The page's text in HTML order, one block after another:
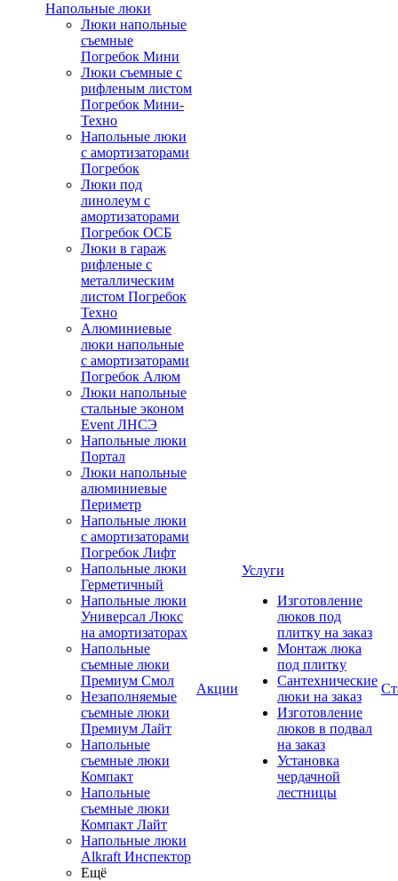
Напольные люки
Люки напольные
съемные
Погребок Мини
Люки съемные с
рифленым листом
Погребок Мини-
Техно
Напольные люки
с амортизаторами
Погребок
Люки под
линолеум с
амортизаторами
Погребок ОСБ
Люки в гараж
рифленые с
металлическим
листом Погребок
Техно
Алюминиевые
люки напольные
с амортизаторами
Погребок Алюм
Люки напольные
стальные эконом
Event ЛНСЭ
Напольные люки
Портал
Люки напольные
алюминиевые
Периметр
Напольные люки
с амортизаторами
Погребок Лифт
Напольные люки
Герметичный
Напольные люки
Универсал Люкс
на амортизаторах
Напольные
съемные люки
Премиум Смол
Незаполняемые
съемные люки
Премиум Лайт
Напольные
съемные люки
Компакт
Напольные
съемные люки
Компакт Лайт
Напольные люки
Alkraft Инспектор
Ещё
Акции
Услуги
Изготовление
люков под
плитку на заказ
Монтаж люка
под плитку
Сантехнические
люки на заказ
Изготовление
люков в подвал
на заказ
Установка
чердачной
лестницы